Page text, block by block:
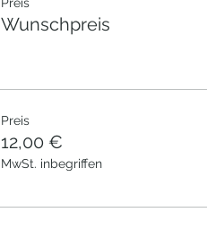
Wunschpreis
Preis
12,00 €
MwSt. inbegriffen